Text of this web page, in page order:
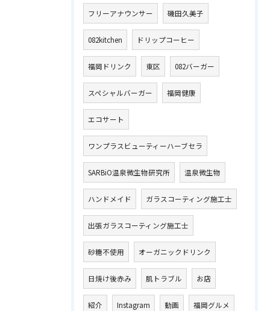
フリーアナウンサー 磯田久美子
082kitchen ドリップコーヒー
福岡ドリンク 東区 082バーガー
スペシャルバーガー 福岡健康
エコサート
ワンプラスビューティーハーブセラ
SARBiO温泉微生物研究所 温泉微生物
ハンドメイド ガラスコーティング施工士
出張ガラスコーティング施工士
砂糖不使用 オーガニックドリンク
日焼け後赤み 肌トラブル お店
紹介 Instagram 動画 福岡グルメ